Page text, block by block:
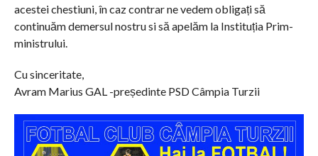
acestei chestiuni, în caz contrar ne vedem obligați să
continuăm demersul nostru si să apelăm la Instituția Prim-
ministrului.
Cu sinceritate,
Avram Marius GAL -președinte PSD Câmpia Turzii